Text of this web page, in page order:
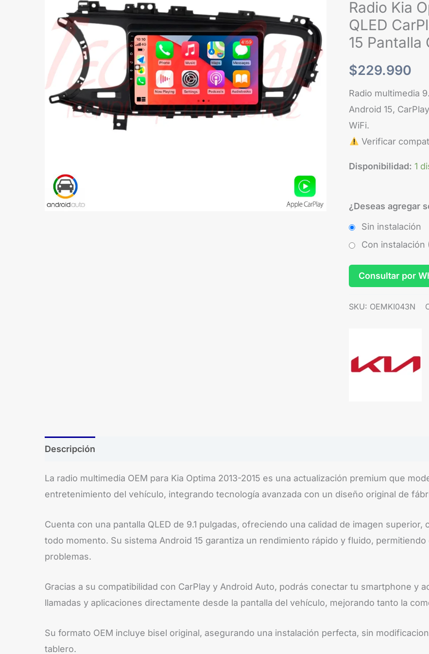
Radio Kia
QLED
15 Pantalla
$229.990
Radio multimedia
Android 15,
WiFi.
Verificar
Disponibilidad: 1
¿Deseas agregar
Sin instalación
Con instalación
Consultar por
SKU: OEMKI043N
Descripción
La radio multimedia OEM para Kia Optima 2013-2015 es una actualización premium que
entretenimiento del vehículo, integrando tecnología avanzada con un diseño original de
Cuenta con una pantalla QLED de 9.1 pulgadas, ofreciendo una calidad de imagen
todo momento. Su sistema Android 15 garantiza un rendimiento rápido y fluido,
problemas.
Gracias a su compatibilidad con CarPlay y Android Auto, podrás conectar tu smartphone y
llamadas y aplicaciones directamente desde la pantalla del vehículo, mejorando tanto la
Su formato OEM incluye bisel original, asegurando una instalación perfecta, sin
tablero.